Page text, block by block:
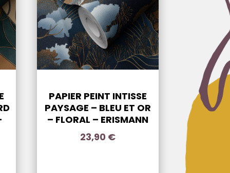
PAPIER PEINT INTISSE
PAYSAGE – BLEU ET OR
– FLORAL – ERISMANN
23,90 €